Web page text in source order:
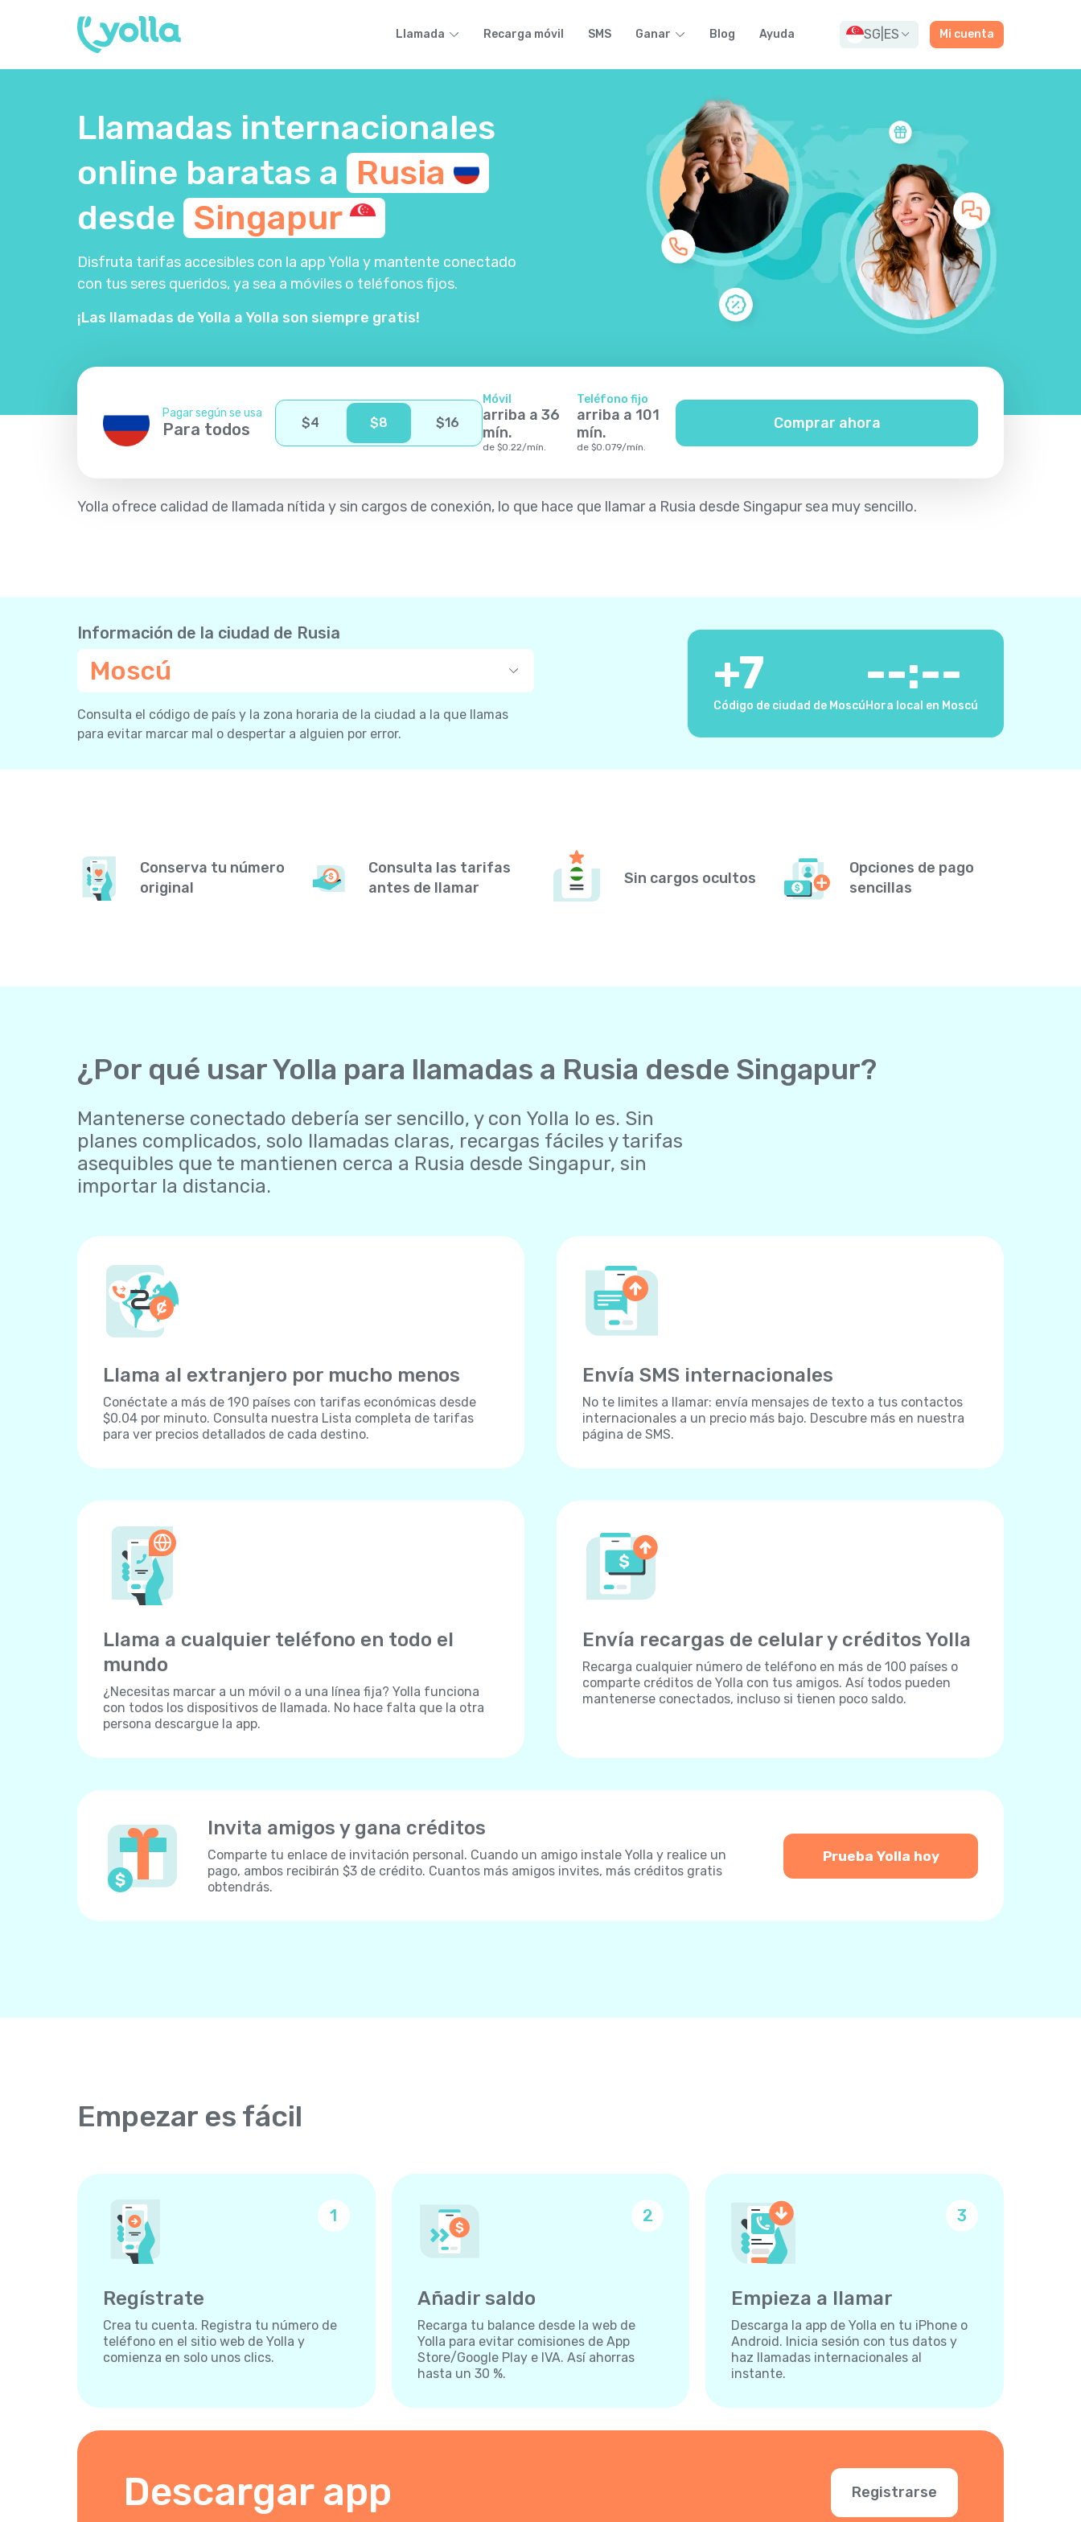
Llamada Recarga móvil SMS Ganar Blog Ayuda SG ES Mi cuenta
Llamadas internacionales
online baratas a Rusia
desde Singapur
Disfruta tarifas accesibles con la app Yolla y mantente conectado
con tus seres queridos, ya sea a móviles o teléfonos fijos.
¡Las llamadas de Yolla a Yolla son siempre gratis!
Pagar según se usa
Para todos $4 $8 $16
Móvil
arriba a 36
mín.
de $0.22/mín.
Teléfono fijo
arriba a 101
mín.
de $0.079/mín.
Comprar ahora
Yolla ofrece calidad de llamada nítida y sin cargos de conexión, lo que hace que llamar a Rusia desde Singapur sea muy sencillo.
Información de la ciudad de Rusia
Moscú
Consulta el código de país y la zona horaria de la ciudad a la que llamas
para evitar marcar mal o despertar a alguien por error.
+7
Código de ciudad de Moscú
--:--
Hora local en Moscú
Conserva tu número
original
Consulta las tarifas
antes de llamar
Sin cargos ocultos
Opciones de pago
sencillas
¿Por qué usar Yolla para llamadas a Rusia desde Singapur?
Mantenerse conectado debería ser sencillo, y con Yolla lo es. Sin
planes complicados, solo llamadas claras, recargas fáciles y tarifas
asequibles que te mantienen cerca a Rusia desde Singapur, sin
importar la distancia.
Llama al extranjero por mucho menos
Conéctate a más de 190 países con tarifas económicas desde
$0.04 por minuto. Consulta nuestra Lista completa de tarifas
para ver precios detallados de cada destino.
Envía SMS internacionales
No te limites a llamar: envía mensajes de texto a tus contactos
internacionales a un precio más bajo. Descubre más en nuestra
página de SMS.
Llama a cualquier teléfono en todo el
mundo
¿Necesitas marcar a un móvil o a una línea fija? Yolla funciona
con todos los dispositivos de llamada. No hace falta que la otra
persona descargue la app.
Envía recargas de celular y créditos Yolla
Recarga cualquier número de teléfono en más de 100 países o
comparte créditos de Yolla con tus amigos. Así todos pueden
mantenerse conectados, incluso si tienen poco saldo.
Invita amigos y gana créditos
Comparte tu enlace de invitación personal. Cuando un amigo instale Yolla y realice un
pago, ambos recibirán $3 de crédito. Cuantos más amigos invites, más créditos gratis
obtendrás.
Prueba Yolla hoy
Empezar es fácil
1
Regístrate
Crea tu cuenta. Registra tu número de
teléfono en el sitio web de Yolla y
comienza en solo unos clics.
2
Añadir saldo
Recarga tu balance desde la web de
Yolla para evitar comisiones de App
Store/Google Play e IVA. Así ahorras
hasta un 30 %.
3
Empieza a llamar
Descarga la app de Yolla en tu iPhone o
Android. Inicia sesión con tus datos y
haz llamadas internacionales al
instante.
Descargar app Registrarse